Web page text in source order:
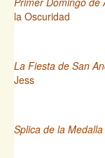
la Oscuridad
La Fiesta de San
Jess
Splica de la